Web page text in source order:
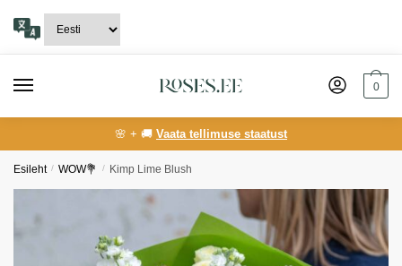
navigation
content
0
🌸 + 🚚 Vaata tellimuse staatust
Esileht / WOW💐 / Kimp Lime Blush